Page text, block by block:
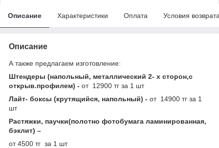
Описание Характеристики Оплата Условия
Описание
А также предлагаем изготовление:
Штендеры (напольный, металлический 2- х сторон,с
открыв.профилем) - от 12900 тг за 1 шт
Лайт- боксы (крутящийся, напольный) - от 14900 тг за 1
шт
Растяжки, паучки(полотно фотобумага ламинированная,
бэклит) –
от 4500 тг за 1 шт